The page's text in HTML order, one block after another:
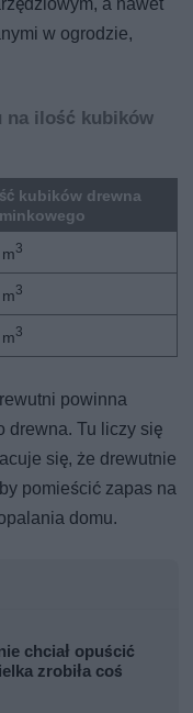
w ogrodzie,
na ilość kubików
kubików drewna
3
3
3
powinna
drewna. Tu liczy się
się, że drewutnie
pomieścić zapas na
domu.
chciał opuścić
zrobiła coś